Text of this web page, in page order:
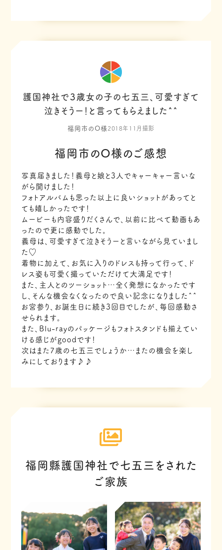
護国神社で３歳女の子の七五三、可愛すぎて
泣きそうー！と言ってもらえました^^
福岡市のO様 2018年11月撮影
福岡市のO様のご感想
写真届きました！義母と娘と3人でキャーキャー言いな
がら開けました！
フォトアルバムも思った以上に良いショットがあってと
ても嬉しかったです！
ムービーも内容盛りだくさんで、以前に比べて動画もあ
ったので更に感動でした。
義母は、可愛すぎて泣きそうーと言いながら見ていまし
た♡
着物に加えて、お気に入りのドレスも持って行って、ド
レス姿も可愛く撮っていただけて大満足です！
また、主人とのツーショット…全く発想になかったです
し、そんな機会なくなったので良い記念になりました^^
お宮参り、お誕生日に続き3回目でしたが、毎回感動さ
せられます。
また、Blu-rayのパッケージもフォトスタンドも揃えてい
ける感じがgoodです！
次はまた7歳の七五三でしょうか…またの機会を楽し
みにしております♪♪
福岡縣護国神社で七五三をされた
ご家族